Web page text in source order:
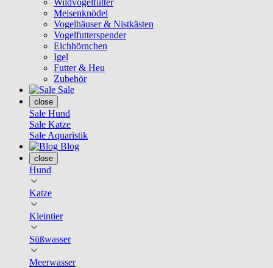
Wildvogelfutter
Meisenknödel
Vogelhäuser & Nistkästen
Vogelfutterspender
Eichhörnchen
Igel
Futter & Heu
Zubehör
Sale
close
Sale Hund
Sale Katze
Sale Aquaristik
Blog
close
Hund
Katze
Kleintier
Süßwasser
Meerwasser